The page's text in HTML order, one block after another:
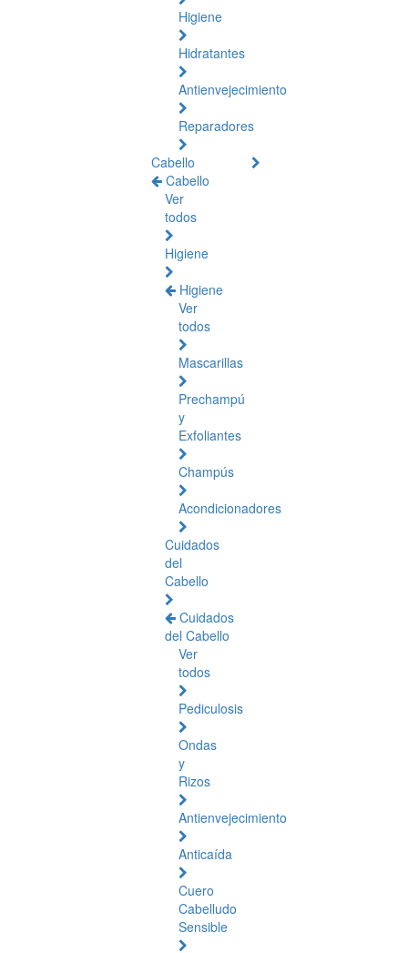
Higiene
Hidratantes
Antienvejecimiento
Reparadores
Cabello
Cabello
Ver
todos
Higiene
Higiene
Ver
todos
Mascarillas
Prechampú
y
Exfoliantes
Champús
Acondicionadores
Cuidados
del
Cabello
Cuidados
del Cabello
Ver
todos
Pediculosis
Ondas
y
Rizos
Antienvejecimiento
Anticaída
Cuero
Cabelludo
Sensible